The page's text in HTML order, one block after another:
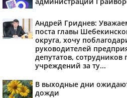
Андрей Гриднев:
поста главы
округа, хочу
руководителей
депутатов,
учреждений за ту...
В выходные дни
дожди